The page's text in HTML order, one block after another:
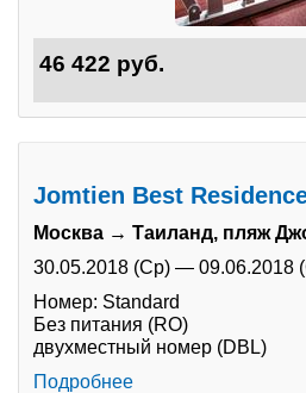
46 422 руб.
Jomtien Best
Москва → Таиланд, пляж
30.05.2018 (Ср) — 09.06.2018
Номер: Standard
Без питания (RO)
двухместный номер (DBL)
Подробнее